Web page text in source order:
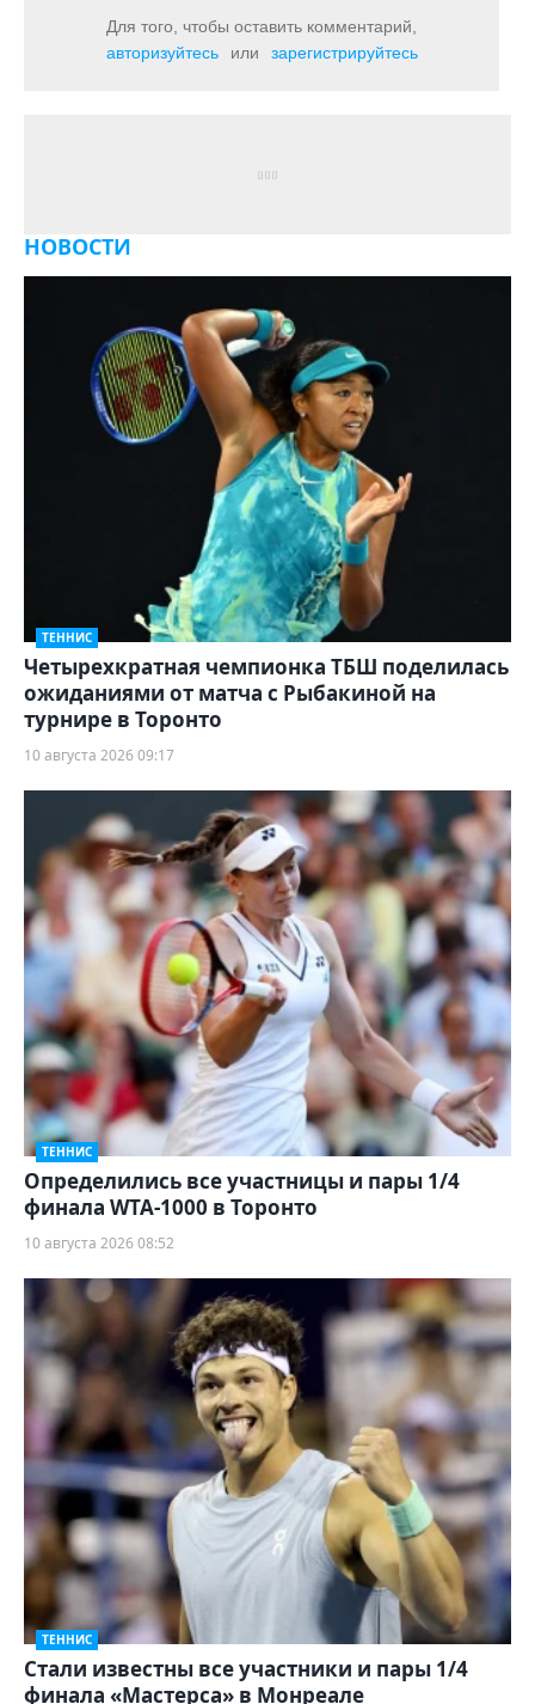
Для того, чтобы оставить комментарий,
авторизуйтесь
или зарегистрируйтесь
НОВОСТИ
ТЕННИС
Четырехкратная чемпионка ТБШ поделилась
ожиданиями от матча с Рыбакиной на
турнире в Торонто
10 августа 2026 09:17
ТЕННИС
Определились все участницы и пары 1/4
финала WTA-1000 в Торонто
10 августа 2026 08:52
ТЕННИС
Стали известны все участники и пары 1/4
финала «Мастерса» в Монреале